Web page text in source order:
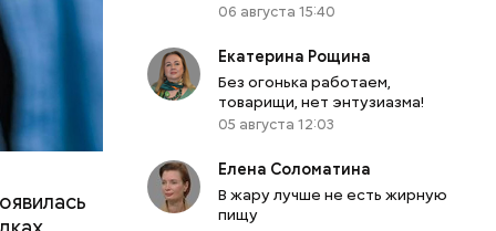
06 августа 15:40
Екатерина Рощина
Без огонька работаем,
товарищи, нет энтузиазма!
05 августа 12:03
Елена Соломатина
В жару лучше не есть жирную
пищу